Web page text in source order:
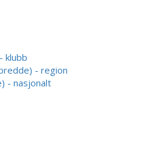
klubb
- region
- nasjonalt